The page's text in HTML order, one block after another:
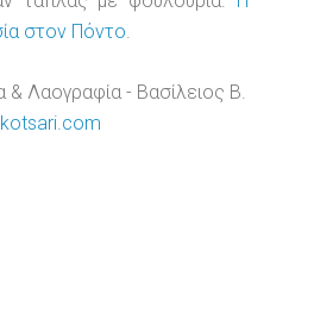
στον Πόντο.
& Λαογραφία - Βασίλειος Β.